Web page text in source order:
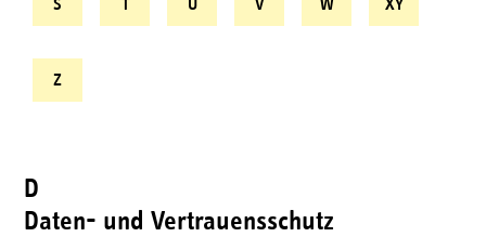
Z
D
Daten- und Vertrauensschutz